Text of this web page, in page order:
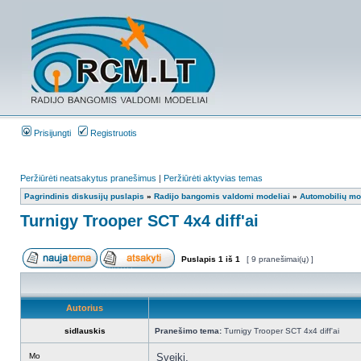
Prisijungti Registruotis
Peržiūrėti neatsakytus pranešimus | Peržiūrėti aktyvias temas
Pagrindinis diskusijų puslapis » Radijo bangomis valdomi modeliai » Automobilių
Turnigy Trooper SCT 4x4 diff'ai
Puslapis 1 iš 1 [ 9 pranešimai(ų) ]
Autorius
sidlauskis Pranešimo tema: Turnigy Trooper SCT 4x4 diff'ai
Mo
Sveiki,